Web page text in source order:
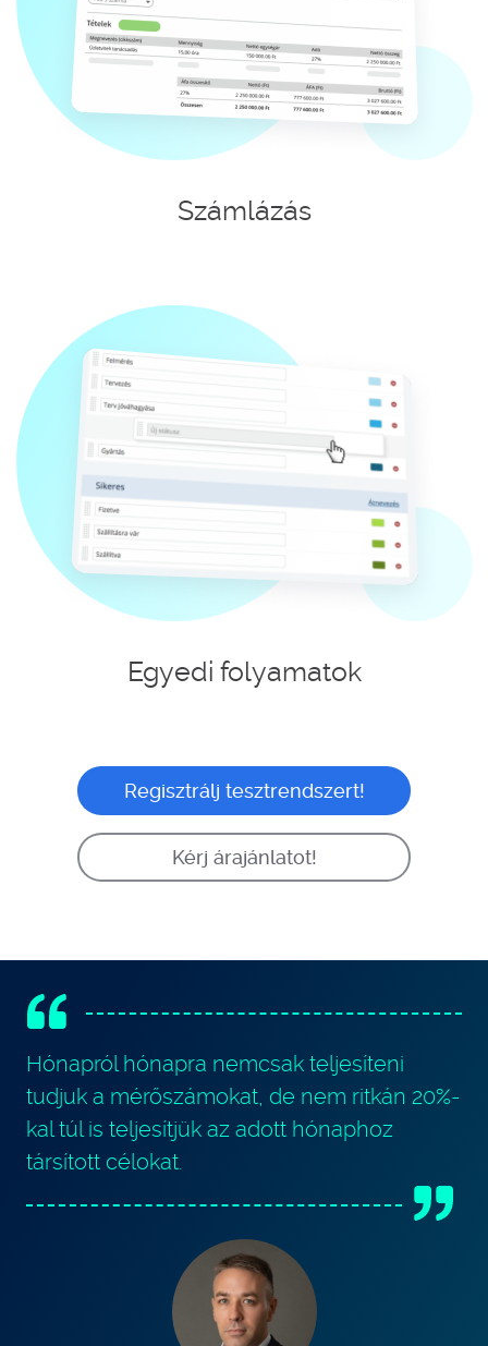
Számlázás
Egyedi folyamatok
Regisztrálj tesztrendszert!
Kérj árajánlatot!
Hónapról hónapra nemcsak teljesíteni
tudjuk a mérőszámokat, de nem ritkán 20%-
kal túl is teljesítjük az adott hónaphoz
társított célokat.